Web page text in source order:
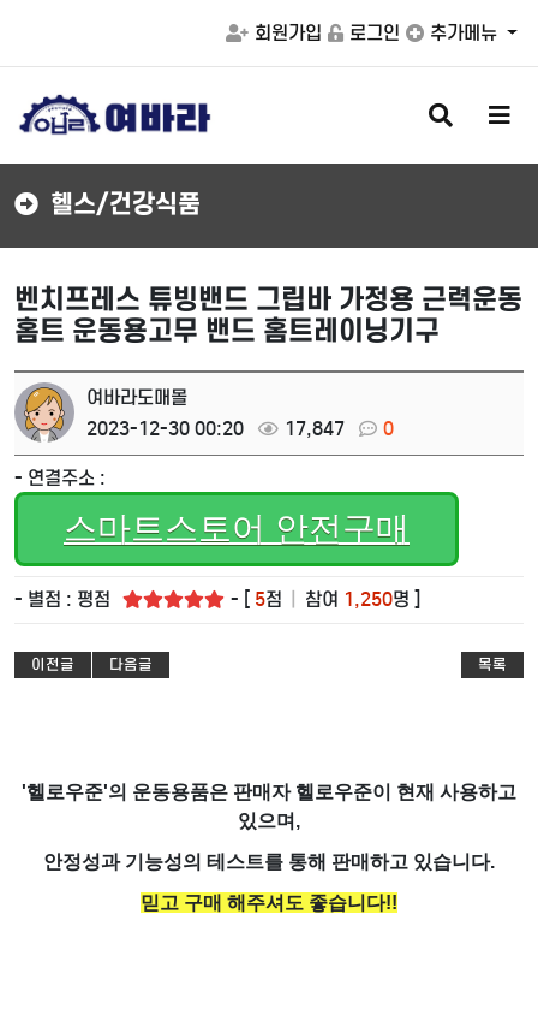
회원가입 로그인 추가메뉴
검
색
버
메
버
헬스/건강식품
벤치프레스 튜빙밴드 그립바 가정용 근력운동
홈트 운동용고무 밴드 홈트레이닝기구
여바라도매몰
2023-12-30 00:20
17,847 0
- 연결주소 :
스마트스토어 안전구매
- 별점 : 평점 - [ 5점 참여 1,250명 ]
이전글 다음글 목록
'헬로우준'의 운동용품은 판매자 헬로우준이 현재 사용하고
있으며,
안정성과 기능성의 테스트를 통해 판매하고 있습니다.
믿고 구매 해주셔도 좋습니다!!